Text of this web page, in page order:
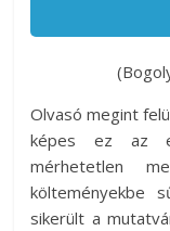
Olvasó megint
képes ez az
mérhetetlen
költeményekbe
sikerült a